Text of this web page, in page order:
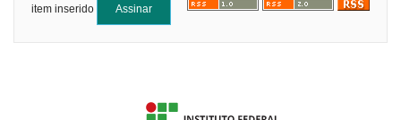
item inserido